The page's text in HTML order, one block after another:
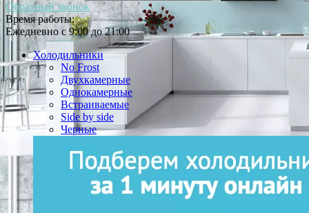
Обратный звонок
Время работы:
Ежедневно с 9:00 до 21:00
Холодильники
No Frost
Двухкамерные
Однокамерные
Встраиваемые
Side by side
Черные